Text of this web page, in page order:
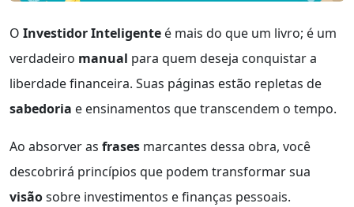
O Investidor Inteligente é mais do que um livro; é um
verdadeiro manual para quem deseja conquistar a
liberdade financeira. Suas páginas estão repletas de
sabedoria e ensinamentos que transcendem o tempo.
Ao absorver as frases marcantes dessa obra, você
descobrirá princípios que podem transformar sua
visãosobre investimentos e finanças pessoais.